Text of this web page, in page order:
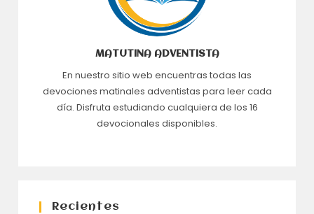
MATUTINA ADVENTISTA
En nuestro sitio web encuentras todas las
devociones matinales adventistas para leer cada
día. Disfruta estudiando cualquiera de los 16
devocionales disponibles.
Recientes